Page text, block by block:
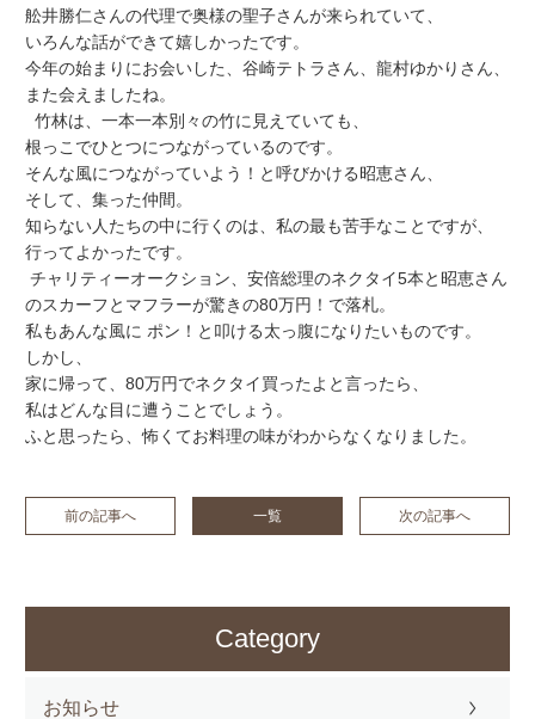
舩井勝仁さんの代理で奥様の聖子さんが来られていて、
いろんな話ができて嬉しかったです。
今年の始まりにお会いした、谷崎テトラさん、龍村ゆかりさん、
また会えましたね。
竹林は、一本一本別々の竹に見えていても、
根っこでひとつにつながっているのです。
そんな風につながっていよう！と呼びかける昭恵さん、
そして、集った仲間。
知らない人たちの中に行くのは、私の最も苦手なことですが、
行ってよかったです。
チャリティーオークション、安倍総理のネクタイ5本と昭恵さん
のスカーフとマフラーが驚きの80万円！で落札。
私もあんな風に ポン！と叩ける太っ腹になりたいものです。
しかし、
家に帰って、80万円でネクタイ買ったよと言ったら、
私はどんな目に遭うことでしょう。
ふと思ったら、怖くてお料理の味がわからなくなりました。
前の記事へ 一覧 次の記事へ
Category
お知らせ